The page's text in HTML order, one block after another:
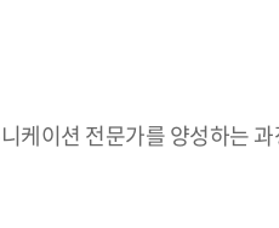
케이션 전문가를 양성하는